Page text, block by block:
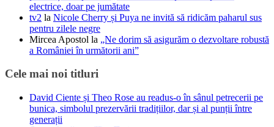
electrice, doar pe jumătate
tv2 la Nicole Cherry și Puya ne invită să ridicăm paharul sus
pentru zilele negre
Mircea Apostol la „Ne dorim să asigurăm o dezvoltare robustă
a României în următorii ani”
Cele mai noi titluri
David Ciente și Theo Rose au readus-o în sânul petrecerii pe
bunica, simbolul prezervării tradițiilor, dar și al punții între
generații